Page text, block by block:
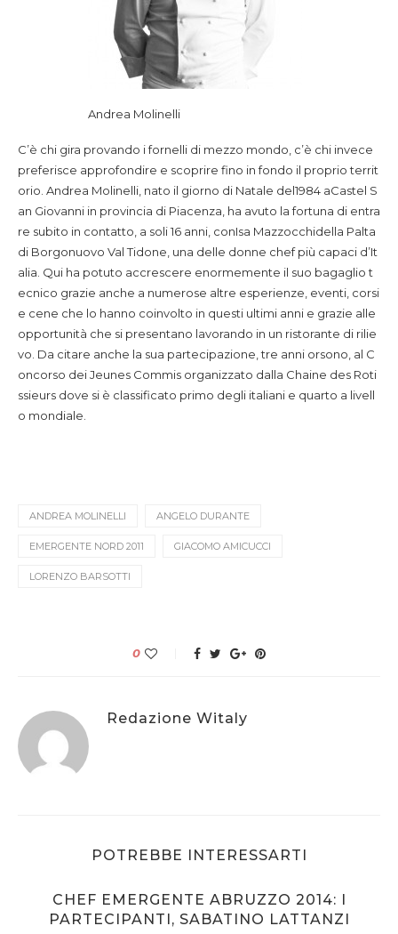
Andrea Molinelli
C’è chi gira provando i fornelli di mezzo mondo, c’è chi invece
preferisce approfondire e scoprire fino in fondo il proprio territ
orio. Andrea Molinelli, nato il giorno di Natale del1984 aCastel S
an Giovanni in provincia di Piacenza, ha avuto la fortuna di entra
re subito in contatto, a soli 16 anni, conIsa Mazzocchidella Palta
di Borgonuovo Val Tidone, una delle donne chef più capaci d’It
alia. Qui ha potuto accrescere enormemente il suo bagaglio t
ecnico grazie anche a numerose altre esperienze, eventi, corsi
e cene che lo hanno coinvolto in questi ultimi anni e grazie alle
opportunità che si presentano lavorando in un ristorante di rilie
vo. Da citare anche la sua partecipazione, tre anni orsono, al C
oncorso dei Jeunes Commis organizzato dalla Chaine des Roti
ssieurs dove si è classificato primo degli italiani e quarto a livell
o mondiale.
ANDREA MOLINELLI ANGELO DURANTE
EMERGENTE NORD 2011 GIACOMO AMICUCCI
LORENZO BARSOTTI
0
Redazione Witaly
POTREBBE INTERESSARTI
CHEF EMERGENTE ABRUZZO 2014: I
PARTECIPANTI, SABATINO LATTANZI